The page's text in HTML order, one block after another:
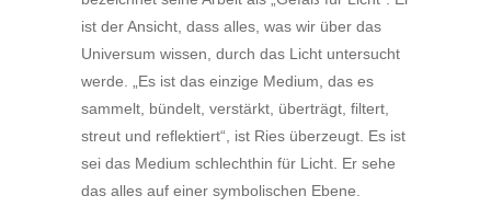
ist der Ansicht, dass alles, was wir über das
Universum wissen, durch das Licht untersucht
werde. „Es ist das einzige Medium, das es
sammelt, bündelt, verstärkt, überträgt, filtert,
streut und reflektiert“, ist Ries überzeugt. Es ist
sei das Medium schlechthin für Licht. Er sehe
das alles auf einer symbolischen Ebene.